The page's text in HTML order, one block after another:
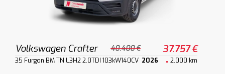
Volkswagen Crafter 40.400 € 37.757 €
35 Furgon BM TN L3H2 2.0TDI 103kW140CV 2026 2.000 km